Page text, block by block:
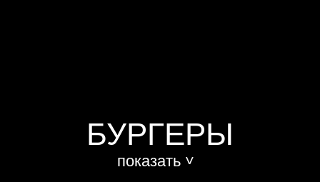
БУРГЕРЫ
показать ˅